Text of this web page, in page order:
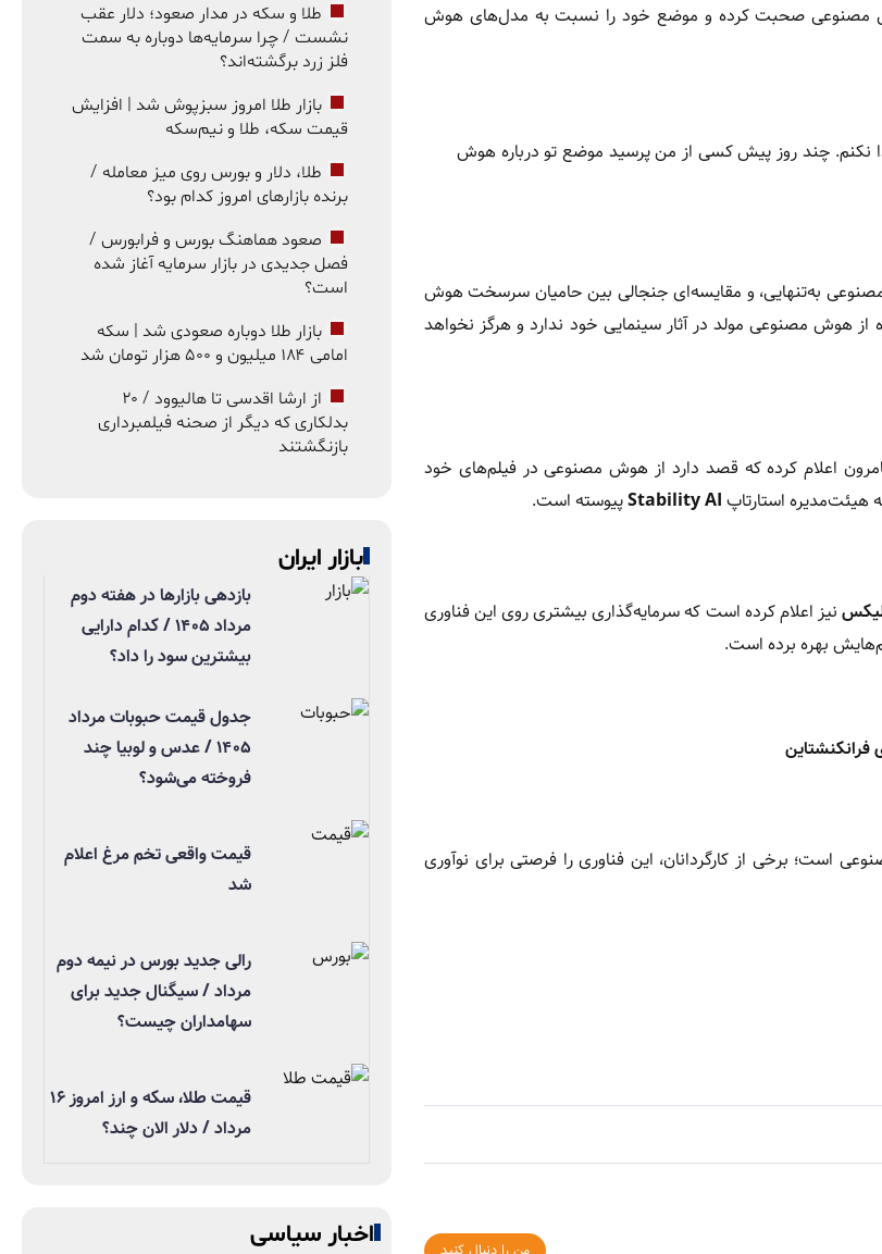
مصنوعی صحبت کرده و موضع خود را نسبت به مدل‌های هوش
نکنم. چند روز پیش کسی از من پرسید موضع تو درباره هوش
به‌تنهایی، و مقایسه‌ای جنجالی بین حامیان سرسخت هوش
از هوش مصنوعی مولد در آثار سینمایی خود ندارد و هرگز نخواهد
اعلام کرده که قصد دارد از هوش مصنوعی در فیلم‌های خود
هیئت‌مدیره استارتاپ Stability AIپیوسته است.
نیز اعلام کرده است که سرمایه‌گذاری بیشتری روی این فناوری
بهره برده است.
فرانکنشتاین
است؛ برخی از کارگردانان، این فناوری را فرصتی برای نوآوری
طلا و سکه در مدار صعود؛ دلار عقب
نشست / چرا سرمایه‌ها دوباره به سمت
فلز زرد برگشته‌اند؟
بازار طلا امروز سبزپوش شد | افزایش
قیمت سکه، طلا و نیم‌سکه
طلا، دلار و بورس روی میز معامله /
برنده بازارهای امروز کدام بود؟
صعود هماهنگ بورس و فرابورس /
فصل جدیدی در بازار سرمایه آغاز شده
است؟
بازار طلا دوباره صعودی شد | سکه
امامی ۱۸۴ میلیون و ۵۰۰ هزار تومان شد
از ارشا اقدسی تا هالیوود / ۲۰
بدلکاری که دیگر از صحنه فیلمبرداری
بازنگشتند
بازار ایران
بازدهی بازارها در هفته دوم
مرداد ۱۴۰۵ / کدام دارایی
بیشترین سود را داد؟
جدول قیمت حبوبات مرداد
۱۴۰۵ / عدس و لوبیا چند
فروخته می‌شود؟
قیمت واقعی تخم مرغ اعلام
شد
رالی جدید بورس در نیمه دوم
مرداد / سیگنال جدید برای
سهامداران چیست؟
قیمت طلا، سکه و ارز امروز ۱۶
مرداد / دلار الان چند؟
اخبار سیاسی